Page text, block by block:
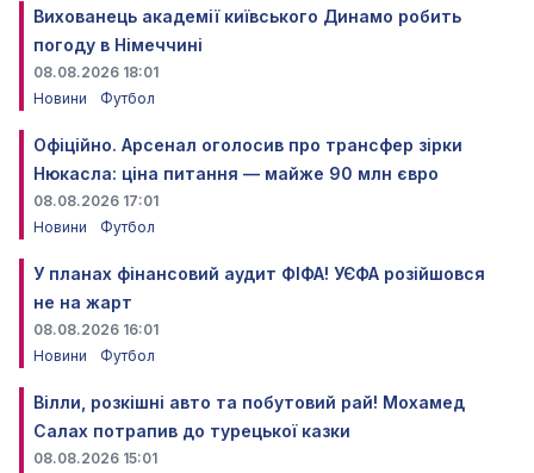
Вихованець академії київського Динамо робить
погоду в Німеччині
08.08.2026 18:01
Новини
Футбол
Офіційно. Арсенал оголосив про трансфер зірки
Нюкасла: ціна питання — майже 90 млн євро
08.08.2026 17:01
Новини
Футбол
У планах фінансовий аудит ФІФА! УЄФА розійшовся
не на жарт
08.08.2026 16:01
Новини
Футбол
Вілли, розкішні авто та побутовий рай! Мохамед
Салах потрапив до турецької казки
08.08.2026 15:01